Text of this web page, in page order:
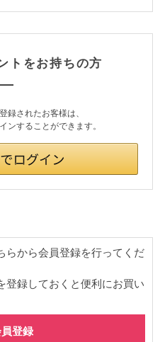
トをお持ちの方
録されたお客様は、
ンすることができます。
らから会員登録を行ってくだ
登録しておくと便利にお買い